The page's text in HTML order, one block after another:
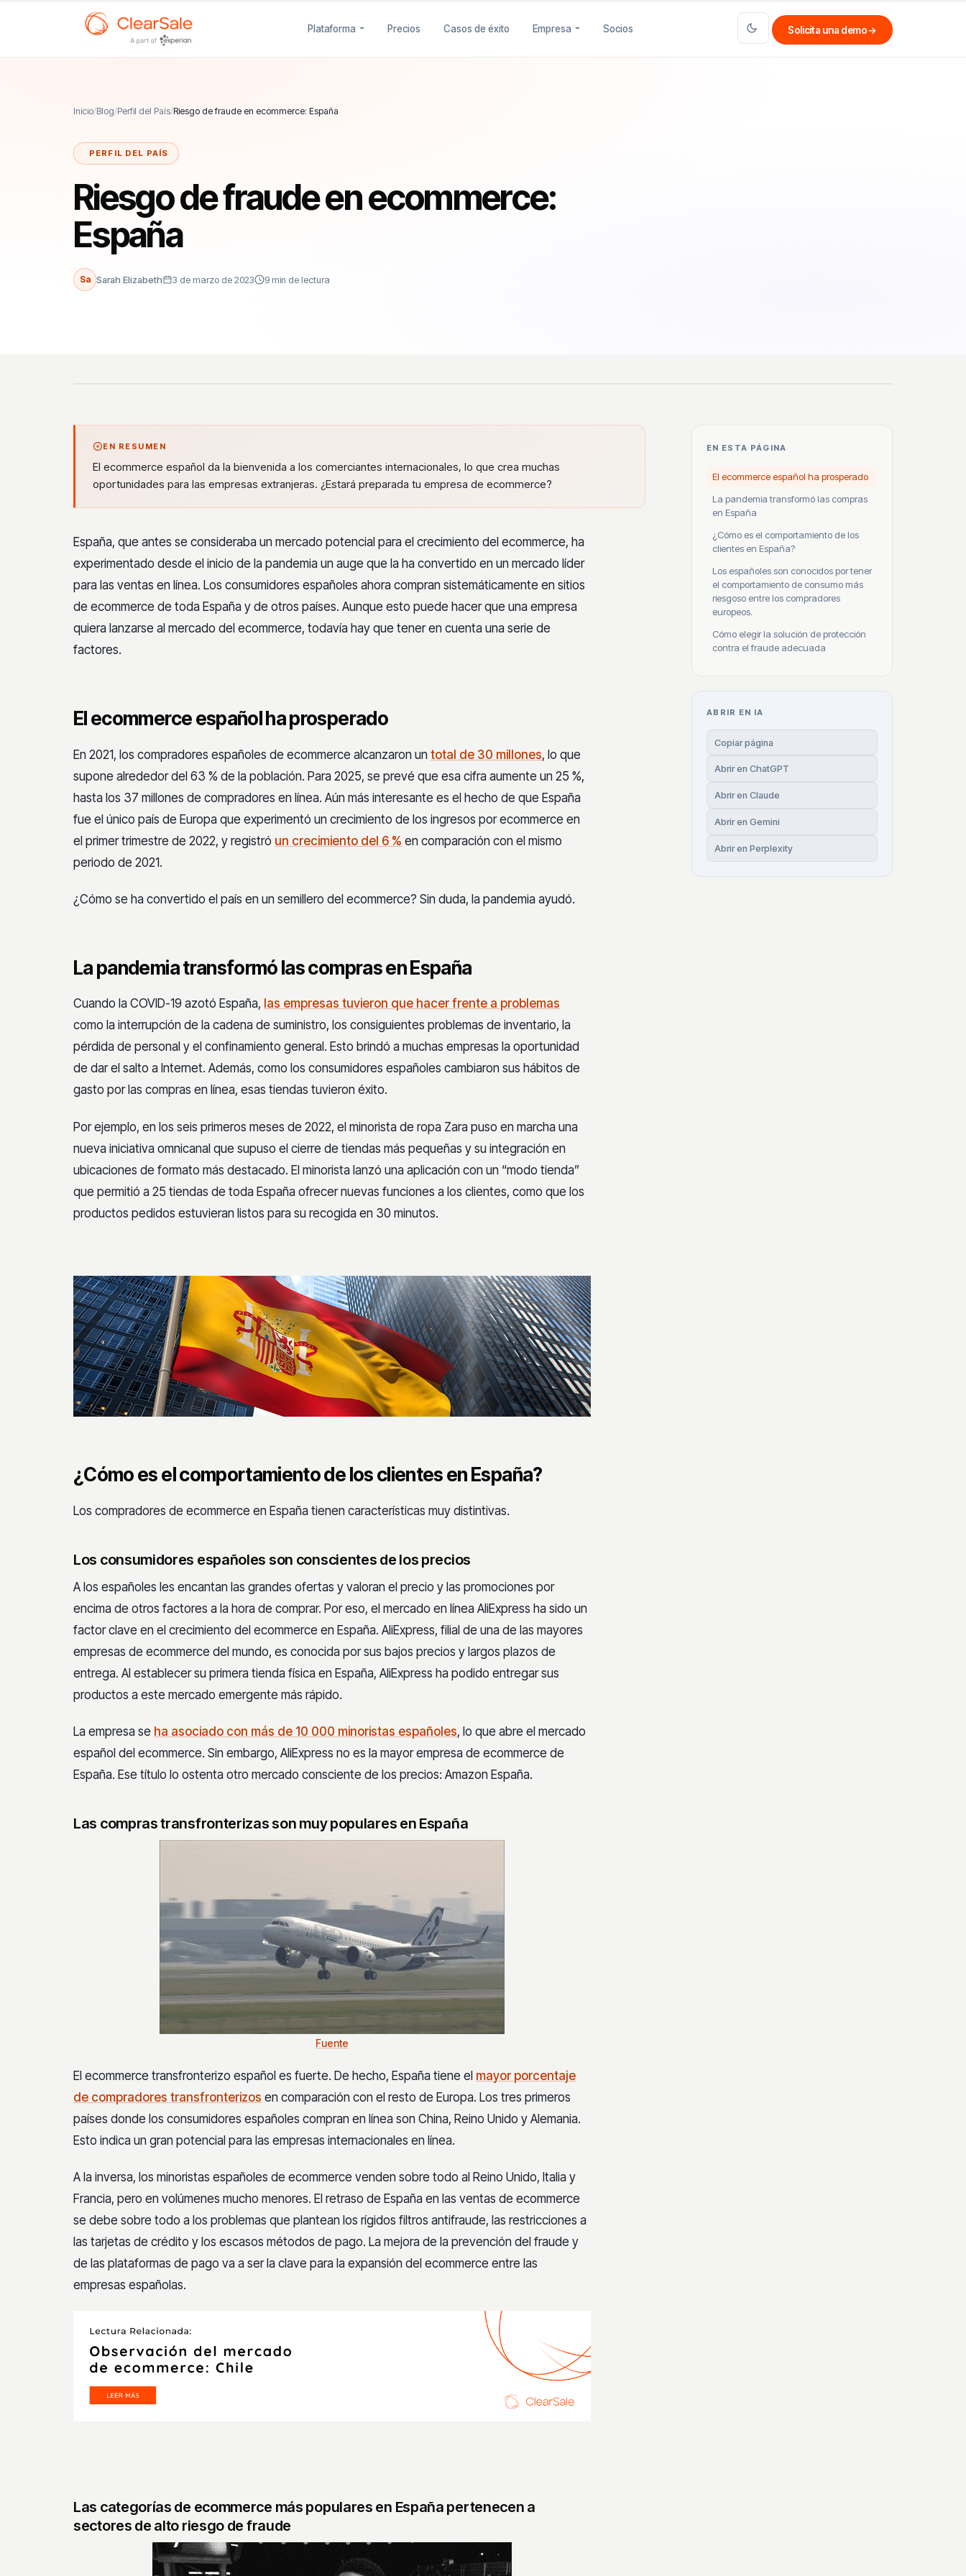
Plataforma Precios Casos de éxito Empresa Socios Solicita una demo→
Inicio/Blog/Perfil del País/Riesgo de fraude en ecommerce: España
PERFIL DEL PAÍS
Riesgo de fraude en ecommerce:
España
Sa Sarah Elizabeth 3 de marzo de 2023 9 min de lectura
EN RESUMEN
El ecommerce español da la bienvenida a los comerciantes internacionales, lo que crea muchas
oportunidades para las empresas extranjeras. ¿Estará preparada tu empresa de ecommerce?
España, que antes se consideraba un mercado potencial para el crecimiento del ecommerce, ha
experimentado desde el inicio de la pandemia un auge que la ha convertido en un mercado líder
para las ventas en línea. Los consumidores españoles ahora compran sistemáticamente en sitios
de ecommerce de toda España y de otros países. Aunque esto puede hacer que una empresa
quiera lanzarse al mercado del ecommerce, todavía hay que tener en cuenta una serie de
factores.
El ecommerce español ha prosperado
En 2021, los compradores españoles de ecommerce alcanzaron un total de 30 millones, lo que
supone alrededor del 63 % de la población. Para 2025, se prevé que esa cifra aumente un 25 %,
hasta los 37 millones de compradores en línea. Aún más interesante es el hecho de que España
fue el único país de Europa que experimentó un crecimiento de los ingresos por ecommerce en
el primer trimestre de 2022, y registró un crecimiento del 6 % en comparación con el mismo
periodo de 2021.
¿Cómo se ha convertido el país en un semillero del ecommerce? Sin duda, la pandemia ayudó.
La pandemia transformó las compras en España
Cuando la COVID-19 azotó España, las empresas tuvieron que hacer frente a problemas
como la interrupción de la cadena de suministro, los consiguientes problemas de inventario, la
pérdida de personal y el confinamiento general. Esto brindó a muchas empresas la oportunidad
de dar el salto a Internet. Además, como los consumidores españoles cambiaron sus hábitos de
gasto por las compras en línea, esas tiendas tuvieron éxito.
Por ejemplo, en los seis primeros meses de 2022, el minorista de ropa Zara puso en marcha una
nueva iniciativa omnicanal que supuso el cierre de tiendas más pequeñas y su integración en
ubicaciones de formato más destacado. El minorista lanzó una aplicación con un “modo tienda”
que permitió a 25 tiendas de toda España ofrecer nuevas funciones a los clientes, como que los
productos pedidos estuvieran listos para su recogida en 30 minutos.
¿Cómo es el comportamiento de los clientes en España?
Los compradores de ecommerce en España tienen características muy distintivas.
Los consumidores españoles son conscientes de los precios
A los españoles les encantan las grandes ofertas y valoran el precio y las promociones por
encima de otros factores a la hora de comprar. Por eso, el mercado en línea AliExpress ha sido un
factor clave en el crecimiento del ecommerce en España. AliExpress, filial de una de las mayores
empresas de ecommerce del mundo, es conocida por sus bajos precios y largos plazos de
entrega. Al establecer su primera tienda física en España, AliExpress ha podido entregar sus
productos a este mercado emergente más rápido.
La empresa se ha asociado con más de 10 000 minoristas españoles, lo que abre el mercado
español del ecommerce. Sin embargo, AliExpress no es la mayor empresa de ecommerce de
España. Ese título lo ostenta otro mercado consciente de los precios: Amazon España.
Las compras transfronterizas son muy populares en España
Fuente
El ecommerce transfronterizo español es fuerte. De hecho, España tiene el mayor porcentaje
de compradores transfronterizos en comparación con el resto de Europa. Los tres primeros
países donde los consumidores españoles compran en línea son China, Reino Unido y Alemania.
Esto indica un gran potencial para las empresas internacionales en línea.
A la inversa, los minoristas españoles de ecommerce venden sobre todo al Reino Unido, Italia y
Francia, pero en volúmenes mucho menores. El retraso de España en las ventas de ecommerce
se debe sobre todo a los problemas que plantean los rígidos filtros antifraude, las restricciones a
las tarjetas de crédito y los escasos métodos de pago. La mejora de la prevención del fraude y
de las plataformas de pago va a ser la clave para la expansión del ecommerce entre las
empresas españolas.
Las categorías de ecommerce más populares en España pertenecen a
sectores de alto riesgo de fraude
EN ESTA PÁGINA
El ecommerce español ha prosperado
La pandemia transformó las compras
en España
¿Cómo es el comportamiento de los
clientes en España?
Los españoles son conocidos por tener
el comportamiento de consumo más
riesgoso entre los compradores
europeos.
Cómo elegir la solución de protección
contra el fraude adecuada
ABRIR EN IA
Copiar página
Abrir en ChatGPT
Abrir en Claude
Abrir en Gemini
Abrir en Perplexity